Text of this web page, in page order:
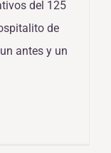
del 125
de
antes y un